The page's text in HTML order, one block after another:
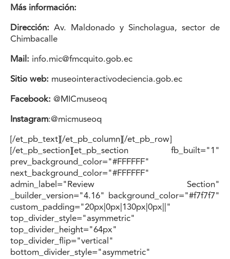
Más información:
Dirección: Av. Maldonado y Sincholagua, sector de
Chimbacalle
Mail: info.mic@fmcquito.gob.ec
Sitio web: museointeractivodeciencia.gob.ec
Facebook: @MICmuseoq
Instagram:@micmuseoq
[/et_pb_text][/et_pb_column][/et_pb_row]
[/et_pb_section][et_pb_section fb_built="1"
prev_background_color="#FFFFFF"
next_background_color="#FFFFFF"
admin_label="Review Section"
_builder_version="4.16" background_color="#f7f7f7"
custom_padding="20px|0px|130px|0px||"
top_divider_style="asymmetric"
top_divider_height="64px"
top_divider_flip="vertical"
bottom_divider_style="asymmetric"